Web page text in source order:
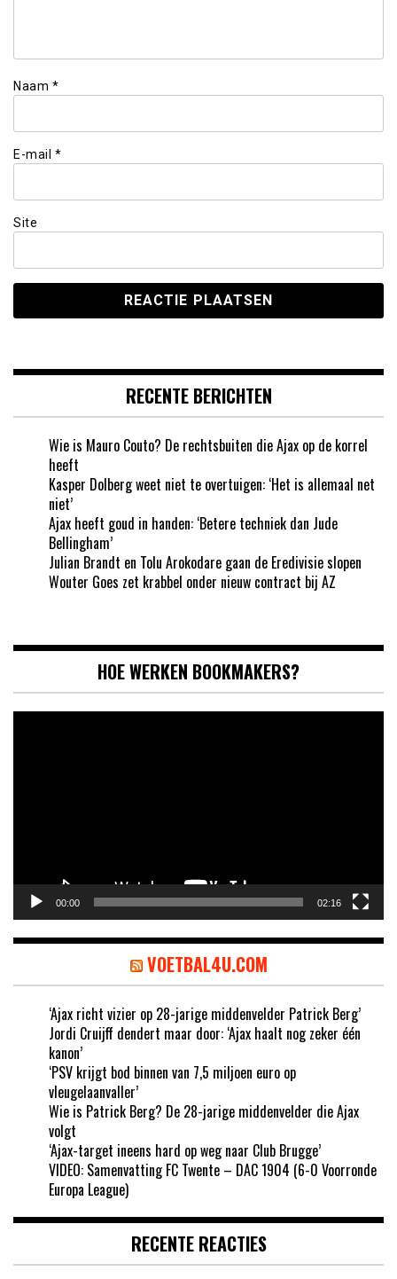
Naam *
E-mail *
Site
RECENTE BERICHTEN
Wie is Mauro Couto? De rechtsbuiten die Ajax op de korrel
heeft
Kasper Dolberg weet niet te overtuigen: ‘Het is allemaal net
niet’
Ajax heeft goud in handen: ‘Betere techniek dan Jude
Bellingham’
Julian Brandt en Tolu Arokodare gaan de Eredivisie slopen
Wouter Goes zet krabbel onder nieuw contract bij AZ
HOE WERKEN BOOKMAKERS?
00:00 02:16
VOETBAL4U.COM
‘Ajax richt vizier op 28-jarige middenvelder Patrick Berg’
Jordi Cruijff dendert maar door: ‘Ajax haalt nog zeker één
kanon’
‘PSV krijgt bod binnen van 7,5 miljoen euro op
vleugelaanvaller’
Wie is Patrick Berg? De 28-jarige middenvelder die Ajax
volgt
‘Ajax-target ineens hard op weg naar Club Brugge’
VIDEO: Samenvatting FC Twente – DAC 1904 (6-0 Voorronde
Europa League)
RECENTE REACTIES